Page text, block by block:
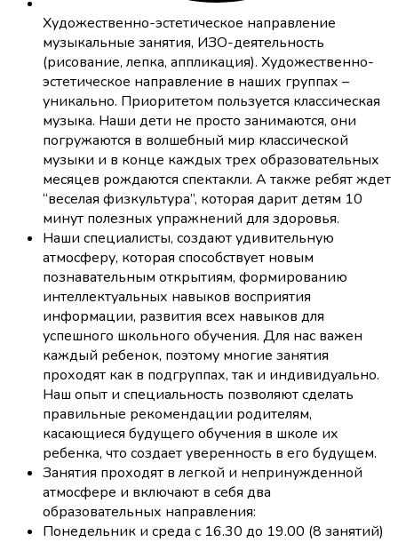
Художественно-эстетическое направление
музыкальные занятия, ИЗО-деятельность
(рисование, лепка, аппликация). Художественно-
эстетическое направление в наших группах –
уникально. Приоритетом пользуется классическая
музыка. Наши дети не просто занимаются, они
погружаются в волшебный мир классической
музыки и в конце каждых трех образовательных
месяцев рождаются спектакли. А также ребят ждет
“веселая физкультура”, которая дарит детям 10
минут полезных упражнений для здоровья.
Наши специалисты, создают удивительную
атмосферу, которая способствует новым
познавательным открытиям, формированию
интеллектуальных навыков восприятия
информации, развития всех навыков для
успешного школьного обучения. Для нас важен
каждый ребенок, поэтому многие занятия
проходят как в подгруппах, так и индивидуально.
Наш опыт и специальность позволяют сделать
правильные рекомендации родителям,
касающиеся будущего обучения в школе их
ребенка, что создает уверенность в его будущем.
Занятия проходят в легкой и непринужденной
атмосфере и включают в себя два
образовательных направления:
Понедельник и среда с 16.30 до 19.00 (8 занятий)